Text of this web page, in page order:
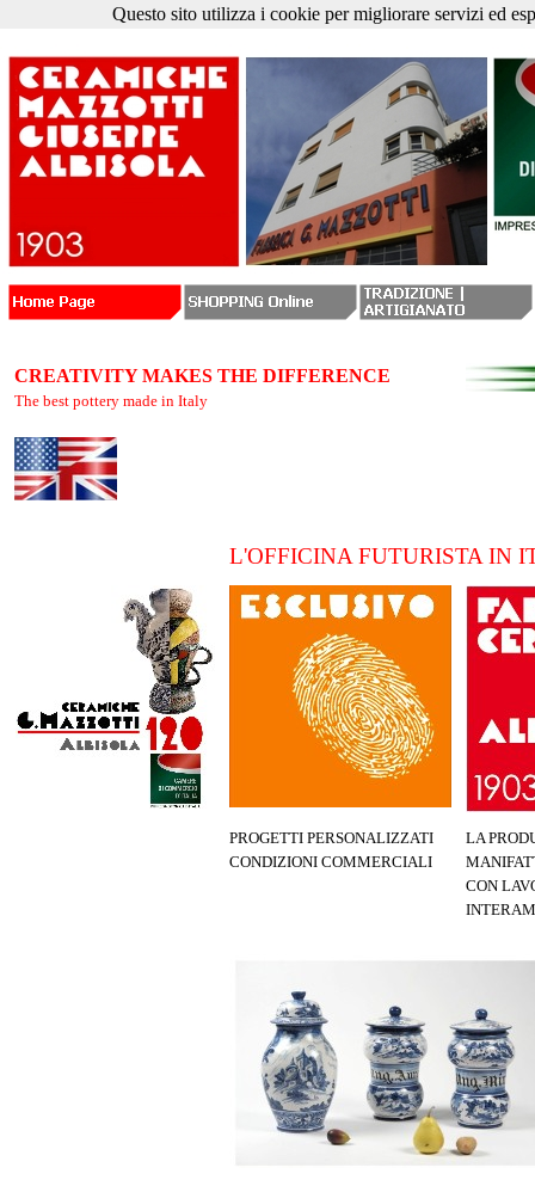
CREATIVITY MAKES THE DIFFERENCE
The best pottery made in Italy
L'OFFICINA FUTURISTA IN
PROGETTI PERSONALIZZATI
CONDIZIONI COMMERCIALI
LA
CON
Questo sito utilizza i cookie per migliorare servizi ed